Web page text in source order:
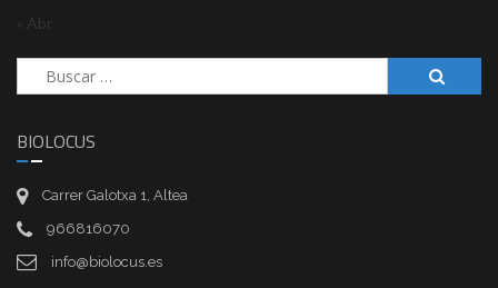
« Abr
Buscar:
BIOLOCUS
Carrer Galotxa 1, Altea
966816070
info@biolocus.es